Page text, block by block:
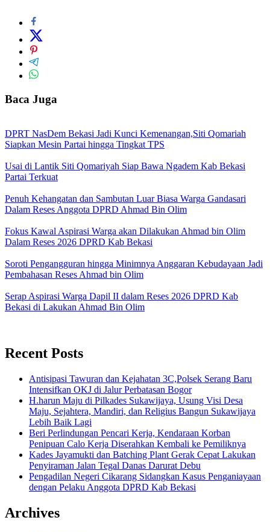
Baca Juga
DPRT NasDem Bekasi Jadi Kunci Kemenangan,Siti Qomariah
Siapkan Mesin Partai hingga Tingkat TPS
Usai di Lantik Siti Qomariyah Siap Bawa Ngadem Kab Bekasi
Partai Terkuat
Penuh Kehangatan dan Sambutan Luar Biasa Warga Gandasari
Dalam Reses Anggota DPRD Ahmad Bin Olim
Fokus Kawal Aspirasi Warga akan Dilakukan Ahmad bin Olim
Dalam Reses 2026 DPRD Kab Bekasi
Soroti Pengangguran hingga Minimnya Anggaran Kebudayaan Jadi
Pembahasan Reses Ahmad bin Olim
Serap Aspirasi Warga Dapil II dalam Reses 2026 DPRD Kab
Bekasi di Lakukan Ahmad Bin Olim
Recent Posts
Antisipasi Tawuran dan Kejahatan 3C,Polsek Serang Baru
Intensifkan OKJ di Jalur Perbatasan Bogor
H.harun Maju di Pilkades Sukawijaya, Usung Visi Desa
Maju, Sejahtera, Mandiri, dan Religius Bangun Sukawijaya
Lebih Baik Lagi
Beri Perlindungan Pencari Kerja, Kendaraan Korban
Penipuan Calo Kerja Diserahkan Kembali ke Pemiliknya
Kades Jayamukti dan Batching Plant Gerak Cepat Lakukan
Penyiraman Jalan Tegal Danas Darurat Debu
Pengadilan Negeri Cikarang Sidangkan Kasus Penganiayaan
dengan Pelaku Anggota DPRD Kab Bekasi
Archives